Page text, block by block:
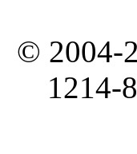
© 2004-
1214-